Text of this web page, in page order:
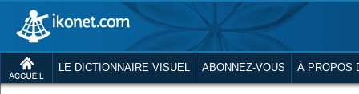
LE DICTIONNAIRE VISUEL ABONNEZ-VOUS À PROPOS